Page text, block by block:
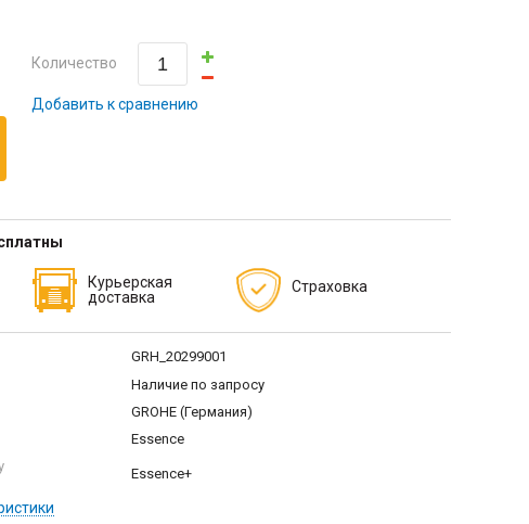
Количество
Добавить к сравнению
Курьерская
доставка
Страховка
GRH_20299001
Наличие по запросу
GROHE (Германия)
Essence
Essence+